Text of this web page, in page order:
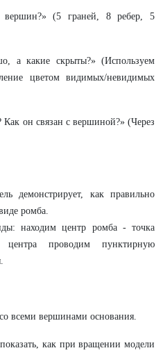
вершин?» (5 граней, 8 ребер, 5
а какие скрыты?» (Используем
цветом видимых/невидимых
Как он связан с вершиной?» (Через
демонстрирует, как правильно
ромба.
находим центр ромба - точка
центра проводим пунктирную
всеми вершинами основания.
показать, как при вращении модели